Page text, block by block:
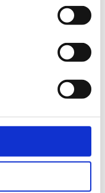
julistesarja ja tarrat